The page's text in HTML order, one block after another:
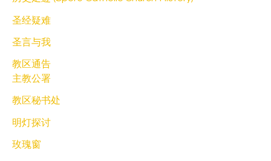
圣经疑难
圣言与我
教区通告
主教公署
教区秘书处
明灯探讨
玫瑰窗